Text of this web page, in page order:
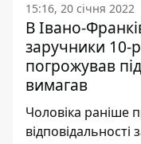
15:16, 20 січня 2022
В Івано-
заручники 10-
погрожував
вимагав
Чоловіка раніше